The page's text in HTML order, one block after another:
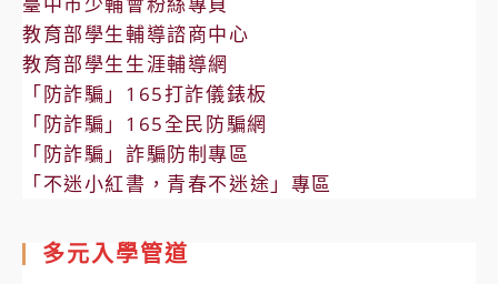
教育部學生輔導諮商中心
教育部學生生涯輔導網
「防詐騙」165打詐儀錶板
「防詐騙」165全民防騙網
「防詐騙」詐騙防制專區
「不迷小紅書，青春不迷途」專區
多元入學管道